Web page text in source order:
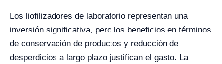
Los liofilizadores de laboratorio representan una
inversión significativa, pero los beneficios en términos
de conservación de productos y reducción de
desperdicios a largo plazo justifican el gasto. La